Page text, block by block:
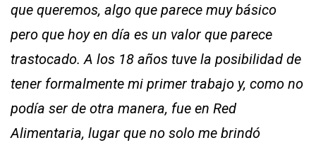
que queremos, algo que parece muy básico
pero que hoy en día es un valor que parece
trastocado. A los 18 años tuve la posibilidad de
tener formalmente mi primer trabajo y, como no
podía ser de otra manera, fue en Red
Alimentaria, lugar que no solo me brindó